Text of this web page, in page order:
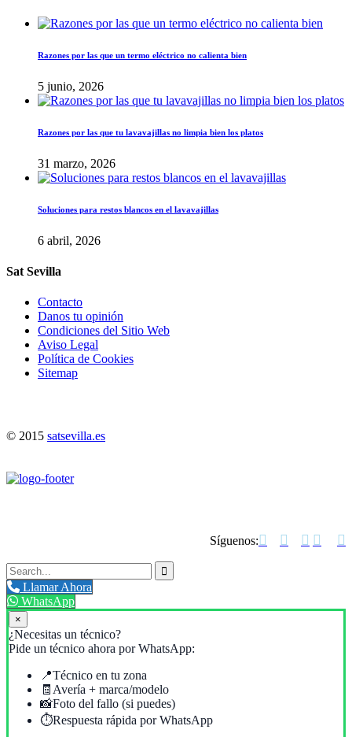
Razones por las que un termo eléctrico no calienta bien
5 junio, 2026
Razones por las que tu lavavajillas no limpia bien los platos
31 marzo, 2026
Soluciones para restos blancos en el lavavajillas
6 abril, 2026
Sat Sevilla
Contacto
Danos tu opinión
Condiciones del Sitio Web
Aviso Legal
Política de Cookies
Sitemap
© 2015 satsevilla.es
Síguenos:    

Llamar Ahora
WhatsApp
×
¿Necesitas un técnico?
Pide un técnico ahora por WhatsApp:
📍Técnico en tu zona
🧾 Avería + marca/modelo
📸Foto del fallo (si puedes)
⏱️Respuesta rápida por WhatsApp